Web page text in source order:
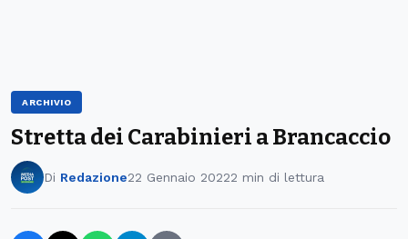
ARCHIVIO
Stretta dei Carabinieri a Brancaccio
Di Redazione22 Gennaio 20222 min di lettura